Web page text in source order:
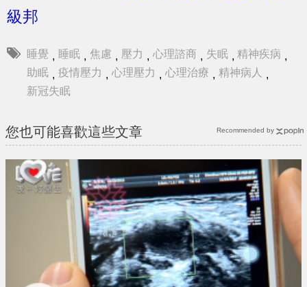
級邦
睡覺 , 睡眠 , 焦慮 , 壓力 , 心理諮商 , 失眠 , 精神疾病 ,
助眠 , 疫情壓力 , 心理壓力 , 心理治療 , 精神病人 ,
新冠失眠
您也可能喜歡這些文章 Recommended by